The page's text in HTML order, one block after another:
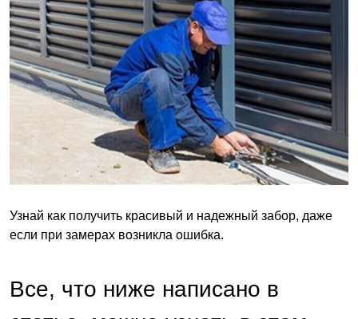
Узнай как получить красивый и надежный забор, даже
если при замерах возникла ошибка.
Все, что ниже написано в